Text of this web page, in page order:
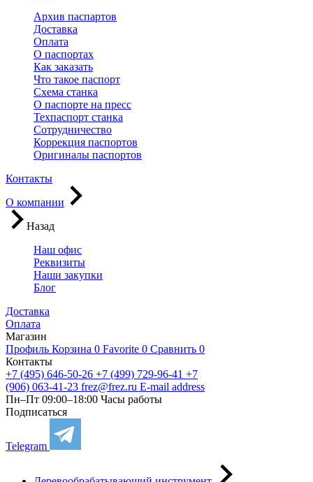
Архив паспартов
Доставка
Оплата
О паспортах
Как заказать
Что такое паспорт
Схема станка
О паспорте на пресс
Техпаспорт станка
Сотрудничество
Коррекция паспортов
Оригиналы паспортов
Контакты
О компании
Назад
Наш офис
Реквизиты
Наши закупки
Блог
Доставка
Оплата
Магазин
Профиль Корзина 0 Favorite 0 Сравнить 0
Контакты
+7 (495) 646-50-26 +7 (499) 729-96-41 +7
(906) 063-41-23 frez@frez.ru E-mail address
Пн–Пт 09:00–18:00 Часы работы
Подписаться
Telegram